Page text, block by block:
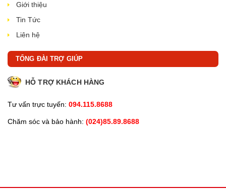
Giới thiệu
Tin Tức
Liên hệ
TỔNG ĐÀI TRỢ GIÚP
HỖ TRỢ KHÁCH HÀNG
Tư vấn trực tuyến: 094.115.8688
Chăm sóc và bảo hành: (024)85.89.8688